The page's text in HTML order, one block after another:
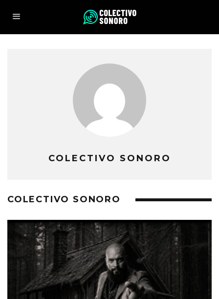
COLECTIVO SONORO
COLECTIVO SONORO